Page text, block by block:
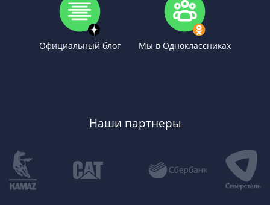
Официальный блог Мы в Одноклассниках
Наши партнеры